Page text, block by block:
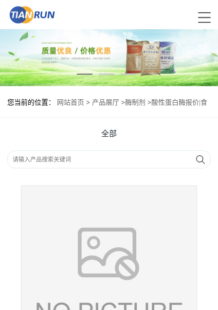
您当前的位置： 网站首页 > 产品展厅 >酶制剂 >酸性蛋白酶报价|食
全部